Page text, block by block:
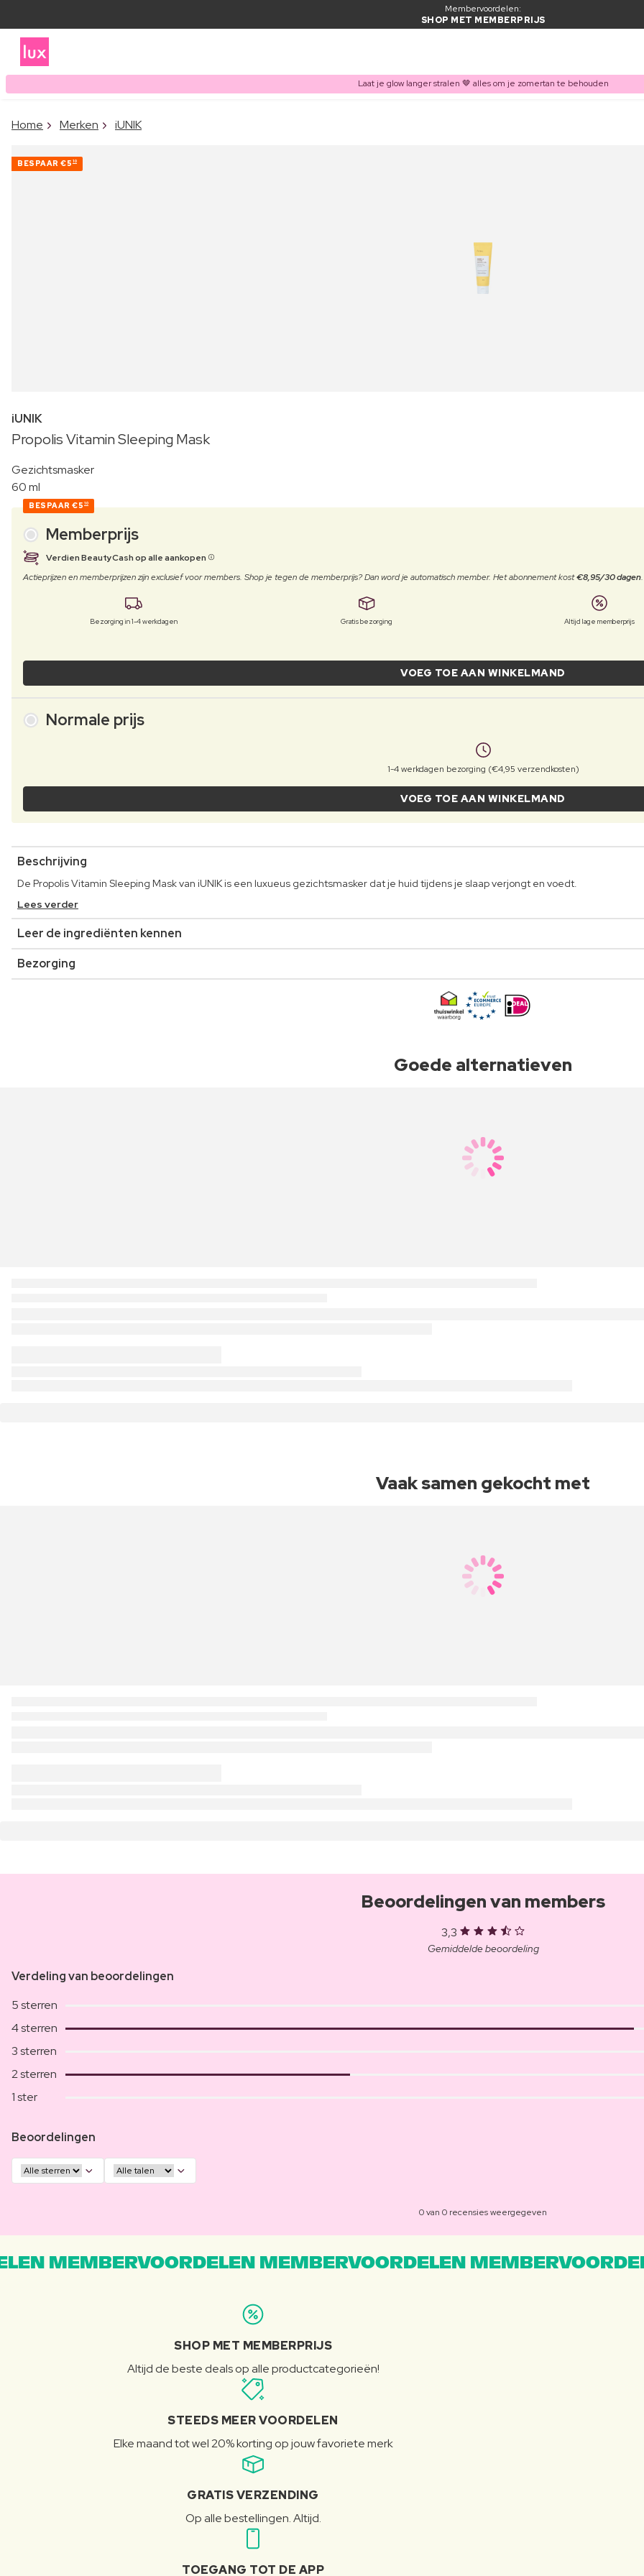
Membervoordelen:
SHOP MET MEMBERPRIJS
Laat je glow langer stralen 🤎 alles om je zomertan te behouden
Home Merken iUNIK
BESPAAR €5 10
iUNIK
Propolis Vitamin Sleeping Mask
Gezichtsmasker
60 ml
BESPAAR €5 10
Memberprijs
Verdien BeautyCash op alle aankopen
Actieprijzen en memberprijzen zijn exclusief voor members. Shop je tegen de memberprijs? Dan word je automatisch member. Het abonnement kost€8,95/30 dagen
Bezorging in 1-4 werkdagen Gratis bezorging Altijd lage memberprijs
VOEG TOE AAN WINKELMAND
Normale prijs
1-4 werkdagen bezorging (€4,95 verzendkosten)
VOEG TOE AAN WINKELMAND
Beschrijving
De Propolis Vitamin Sleeping Mask van iUNIK is een luxueus gezichtsmasker dat je huid tijdens je slaap verjongt en voedt.
Lees verder
Leer de ingrediënten kennen
Bezorging
Goede alternatieven
Vaak samen gekocht met
Beoordelingen van members
3,3
Gemiddelde beoordeling
Verdeling van beoordelingen
5 sterren
4 sterren
3 sterren
2 sterren
1 ster
Beoordelingen
0 van 0 recensies weergegeven
MEMBERVOORDELEN MEMBERVOORDELEN
SHOP MET MEMBERPRIJS
Altijd de beste deals op alle productcategorieën!
STEEDS MEER VOORDELEN
Elke maand tot wel 20% korting op jouw favoriete merk
GRATIS VERZENDING
Op alle bestellingen. Altijd.
TOEGANG TOT DE APP